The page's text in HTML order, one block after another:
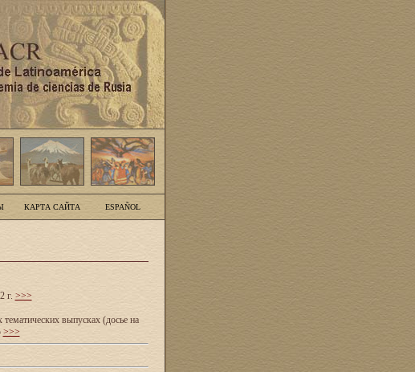
КАРТА САЙТА ESPAÑOL
г. >>>
выпусках (досье на
>>>